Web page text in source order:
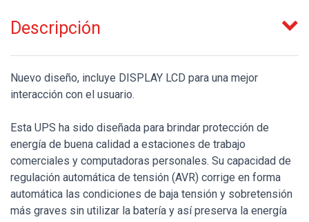
Descripción
Nuevo diseño, incluye DISPLAY LCD para una mejor
interacción con el usuario.
Esta UPS ha sido diseñada para brindar protección de
energía de buena calidad a estaciones de trabajo
comerciales y computadoras personales. Su capacidad de
regulación automática de tensión (AVR) corrige en forma
automática las condiciones de baja tensión y sobretensión
más graves sin utilizar la batería y así preserva la energía